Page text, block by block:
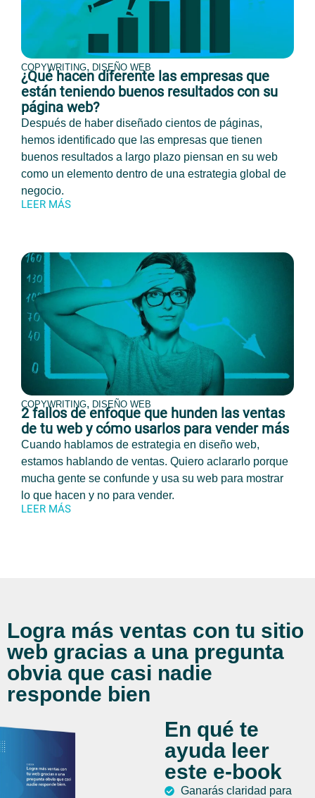
COPYWRITING, DISEÑO WEB
¿Qué hacen diferente las empresas que
están teniendo buenos resultados con su
página web?
Después de haber diseñado cientos de páginas,
hemos identificado que las empresas que tienen
buenos resultados a largo plazo piensan en su web
como un elemento dentro de una estrategia global de
negocio.
LEER MÁS
COPYWRITING, DISEÑO WEB
2 fallos de enfoque que hunden las ventas
de tu web y cómo usarlos para vender más
Cuando hablamos de estrategia en diseño web,
estamos hablando de ventas. Quiero aclararlo porque
mucha gente se confunde y usa su web para mostrar
lo que hacen y no para vender.
LEER MÁS
Logra más ventas con tu sitio
web gracias a una pregunta
obvia que casi nadie
responde bien
En qué te
ayuda leer
este e-book
Ganarás claridad para